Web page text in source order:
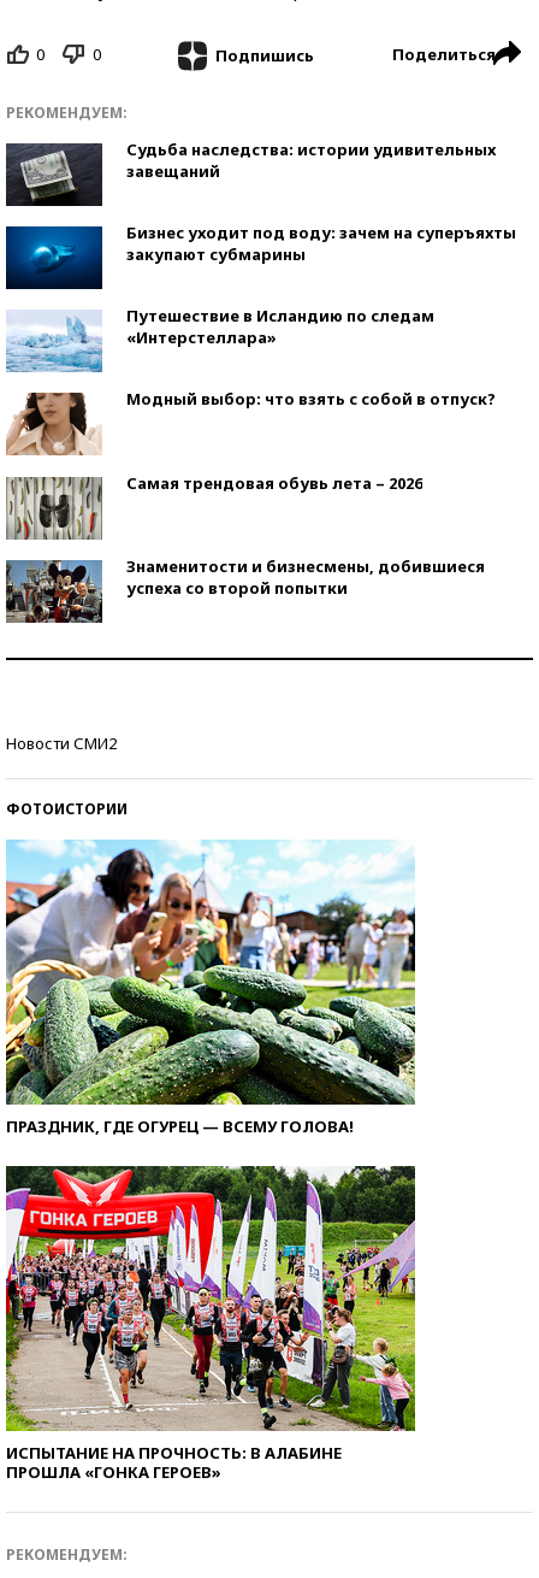
0 0 Подпишись Поделиться
РЕКОМЕНДУЕМ:
Судьба наследства: истории удивительных
завещаний
Бизнес уходит под воду: зачем на суперъяхты
закупают субмарины
Путешествие в Исландию по следам
«Интерстеллара»
Модный выбор: что взять с собой в отпуск?
Самая трендовая обувь лета – 2026
Знаменитости и бизнесмены, добившиеся
успеха со второй попытки
Новости СМИ2
ФОТОИСТОРИИ
ПРАЗДНИК, ГДЕ ОГУРЕЦ — ВСЕМУ ГОЛОВА!
ИСПЫТАНИЕ НА ПРОЧНОСТЬ: В АЛАБИНЕ
ПРОШЛА «ГОНКА ГЕРОЕВ»
РЕКОМЕНДУЕМ: